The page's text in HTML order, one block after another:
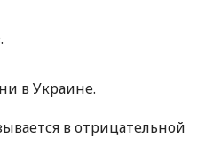
в Украине.
в отрицательной